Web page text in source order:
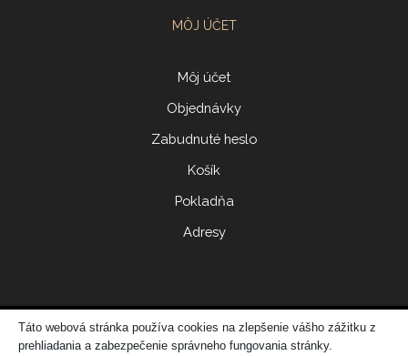
MÔJ ÚČET
Môj účet
Objednávky
Zabudnuté heslo
Košík
Pokladňa
Adresy
© 2017 ERIDONNA
Táto webová stránka používa cookies na zlepšenie vášho zážitku z
prehliadania a zabezpečenie správneho fungovania stránky.